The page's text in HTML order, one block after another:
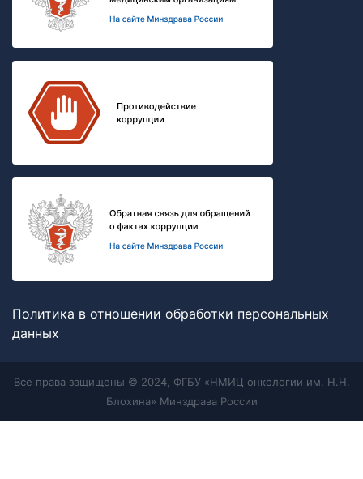
Политика в отношении обработки персональных
данных
Все права защищены © 2024, ФГБУ «НМИЦ онкологии им. Н.Н.
Блохина» Минздрава России